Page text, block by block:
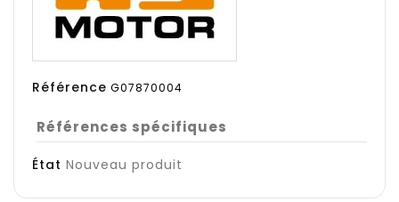
Référence G07870004
Références spécifiques
État Nouveau produit